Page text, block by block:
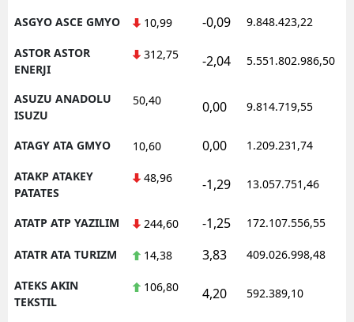
ASGYO ASCE GMYO 10,99 -0,09 9.848.423,22
ASTOR ASTOR
ENERJI
312,75 -2,04 5.551.802.986,50
ASUZU ANADOLU
ISUZU
50,40 0,00 9.814.719,55
ATAGY ATA GMYO 10,60 0,00 1.209.231,74
ATAKP ATAKEY
PATATES
48,96 -1,29 13.057.751,46
ATATP ATP YAZILIM 244,60 -1,25 172.107.556,55
ATATR ATA TURIZM 14,38 3,83 409.026.998,48
ATEKS AKIN
TEKSTIL
106,80 4,20 592.389,10